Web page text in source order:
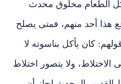
الطعام مخلوق محدث
هذا أحد منهم، فمتى يصلح
كان يأكل بناسوته لا
الاختلاط، ولا يتصور اختلاط